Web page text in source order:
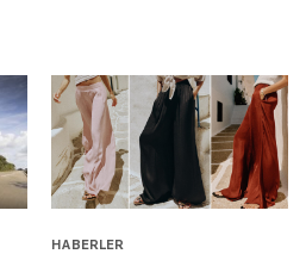
HABERLER